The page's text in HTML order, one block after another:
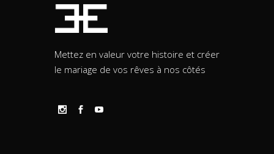
Mettez en valeur votre histoire et créer
le mariage de vos rêves à nos côtés